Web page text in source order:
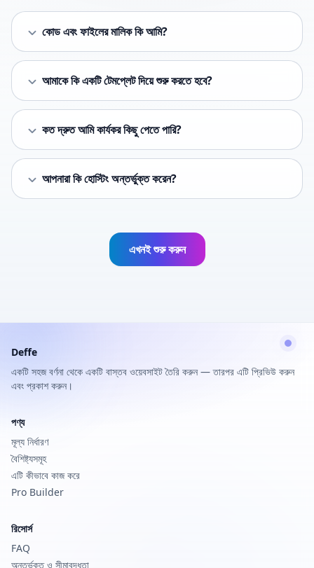
কোড এবং ফাইলের মালিক কি আমি?
আমাকে কি একটি টেমপ্লেট দিয়ে শুরু করতে হবে?
কত দ্রুত আমি কার্যকর কিছু পেতে পারি?
আপনারা কি হোস্টিং অন্তর্ভুক্ত করেন?
এখনই শুরু করুন
Deffe
একটি সহজ বর্ণনা থেকে একটি বাস্তব ওয়েবসাইট তৈরি করুন — তারপর এটি প্রিভিউ করুন
এবং প্রকাশ করুন।
পণ্য
মূল্য নির্ধারণ
বৈশিষ্ট্যসমূহ
এটি কীভাবে কাজ করে
Pro Builder
রিসোর্স
FAQ
অন্তর্ভুক্ত ও সীমাবদ্ধতা